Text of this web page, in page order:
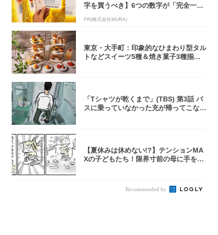
字を買うべき】6つの数字が「完全一
PR(株式会社MURA)
東京・大手町：印象的なひまわり型タル
トなどスイーツ5種＆焼き菓子3種揃う
「Tシャツが乾くまで」(TBS) 第3話 バ
スに乗っていなかった充が帰ってこな
【夏休みは休めない!?】テンションMA
Xの子どもたち！限界寸前の母に手を差
Recommended by